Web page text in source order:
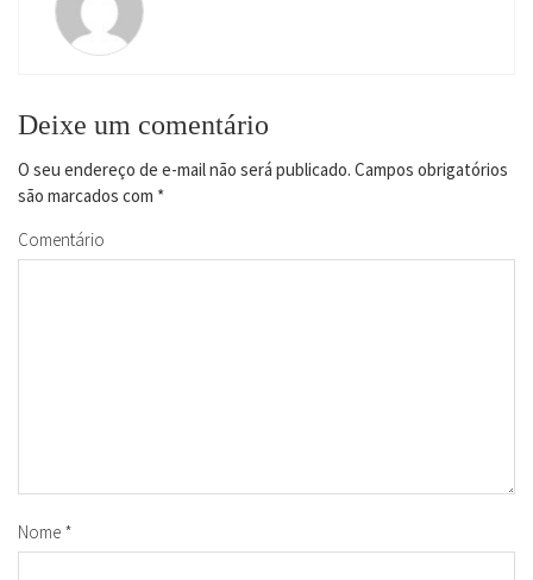
Deixe um comentário
O seu endereço de e-mail não será publicado. Campos obrigatórios
são marcados com *
Comentário
Nome *